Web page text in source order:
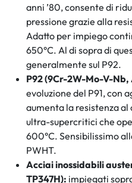
anni ’80, consente di
pressione grazie alla
Adatto per impiego
650°C. Al di sopra di
generalmente sul P92.
P92 (9Cr-2W-Mo-V-Nb,
evoluzione del P91, con
aumenta la resistenza
ultra-supercritici che
600°C. Sensibilissimo
PWHT.
Acciai inossidabili
TP347H): impiegati